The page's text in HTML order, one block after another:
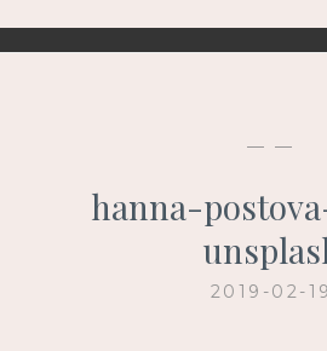
— —
hanna-
2019-02-19